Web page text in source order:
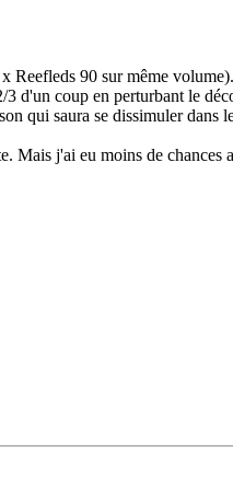
Reefleds 90 sur même volume).
d'un coup en perturbant le
qui saura se dissimuler dans
j'ai eu moins de chances